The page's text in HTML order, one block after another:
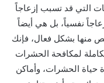
التي قد تسبب إزعاجاً
نفسياً، بل هي أيضاً
منها بشكل فعال، فإنك
لمكافحة الحشرات
حياة الحشرات، وأماكن